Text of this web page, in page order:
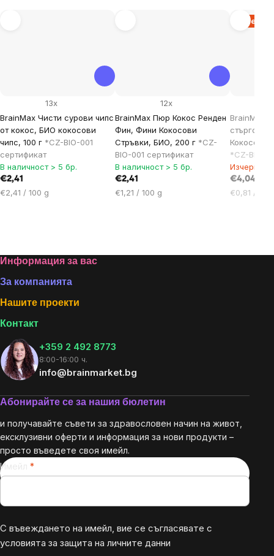
BrainMax Чисти сурови чипс
от кокос, БИО кокосови
чипс, 100 г *CZ-BIO-001
сертификат
13x
В наличност > 5 бр.
€2,41
Цена
€2,41 / 100 g
BrainMax Пюр Кокос Ренден
Фин, Фини Кокосови
Стръвки, БИО, 200 г *CZ-
BIO-001 сертификат
12x
В наличност > 5 бр.
€2,41
Цена
€1,21 / 100 g
BrainMax
Кокосови
*CZ-BIO-
Изчерпан
€4,04
Цена
€0,81 / 100
Footer
Информация за вас
За компанията
Нашите проекти
Контакт
+359 2 492 8773
8:00-16:00 ч.
info@brainmarket.bg
Абонирайте се за нашия бюлетин
и получавайте съвети за здравословен начин на живот,
ексклузивни оферти и информация за нови продукти –
просто въведете своя имейл.
Имейл
С въвеждането на имейл, вие се съгласявате с
условията за защита на личните данни